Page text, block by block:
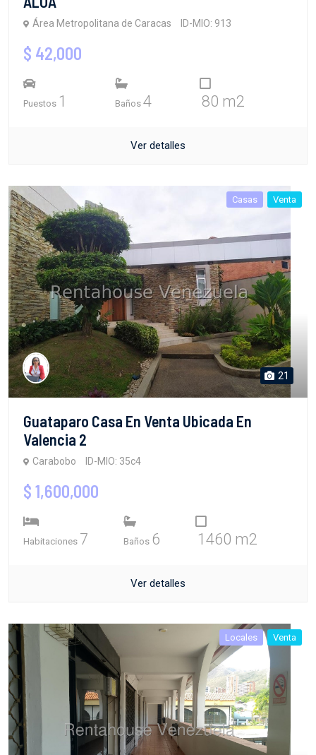
Área Metropolitana de Caracas ID-MIO: 913
$ 42,000
Puestos 1 Baños 4 80 m2
Ver detalles
Casas Venta
21
Guataparo Casa En Venta Ubicada En
Valencia 2
Carabobo ID-MIO: 35c4
$ 1,600,000
Habitaciones 7 Baños 6 1460 m2
Ver detalles
Locales Venta